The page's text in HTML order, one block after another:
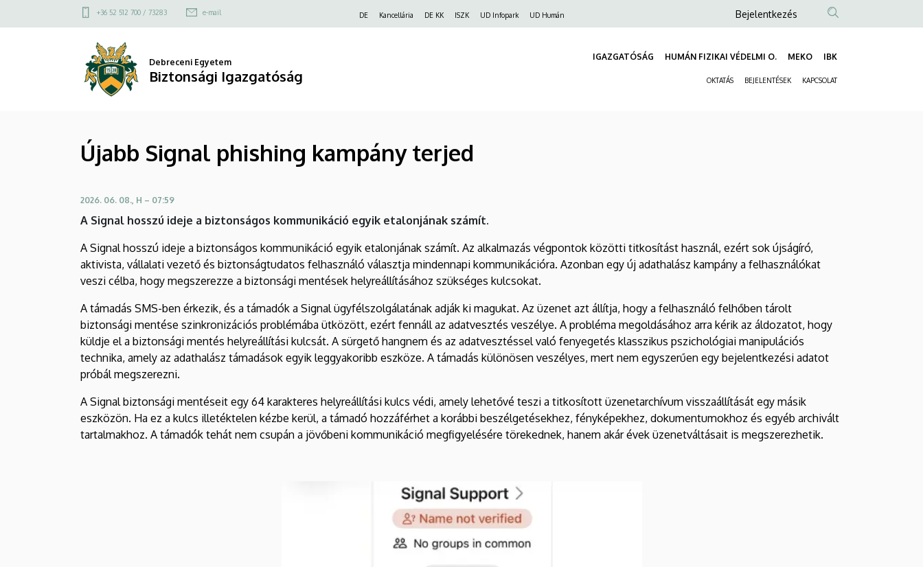
phishing
kampány
Igazgatóság
a
Felső
menü
+36 52 512 700 / 73283 e-mail
Felső
DE Kancellária DE KK ISZK UD Infopark UD Humán
Anonim
fiók
menüje
Bejelentkezés
Debreceni Egyetem
Biztonsági Igazgatóság
IGAZGATÓSÁG HUMÁN FIZIKAI VÉDELMI O. MEKO IBK
OKTATÁS BEJELENTÉSEK KAPCSOLAT
Újabb Signal phishing kampány terjed
2026. 06. 08., H – 07:59
A Signal hosszú ideje a biztonságos kommunikáció egyik etalonjának számít.
A Signal hosszú ideje a biztonságos kommunikáció egyik etalonjának számít. Az alkalmazás végpontok közötti titkosítást használ, ezért sok újságíró,
aktivista, vállalati vezető és biztonságtudatos felhasználó választja mindennapi kommunikációra. Azonban egy új adathalász kampány a felhasználókat
veszi célba, hogy megszerezze a biztonsági mentések helyreállításához szükséges kulcsokat.
A támadás SMS-ben érkezik, és a támadók a Signal ügyfélszolgálatának adják ki magukat. Az üzenet azt állítja, hogy a felhasználó felhőben tárolt
biztonsági mentése szinkronizációs problémába ütközött, ezért fennáll az adatvesztés veszélye. A probléma megoldásához arra kérik az áldozatot, hogy
küldje el a biztonsági mentés helyreállítási kulcsát. A sürgető hangnem és az adatvesztéssel való fenyegetés klasszikus pszichológiai manipulációs
technika, amely az adathalász támadások egyik leggyakoribb eszköze. A támadás különösen veszélyes, mert nem egyszerűen egy bejelentkezési adatot
próbál megszerezni.
A Signal biztonsági mentéseit egy 64 karakteres helyreállítási kulcs védi, amely lehetővé teszi a titkosított üzenetarchívum visszaállítását egy másik
eszközön. Ha ez a kulcs illetéktelen kézbe kerül, a támadó hozzáférhet a korábbi beszélgetésekhez, fényképekhez, dokumentumokhoz és egyéb archivált
tartalmakhoz. A támadók tehát nem csupán a jövőbeni kommunikáció megfigyelésére törekednek, hanem akár évek üzenetváltásait is megszerezhetik.